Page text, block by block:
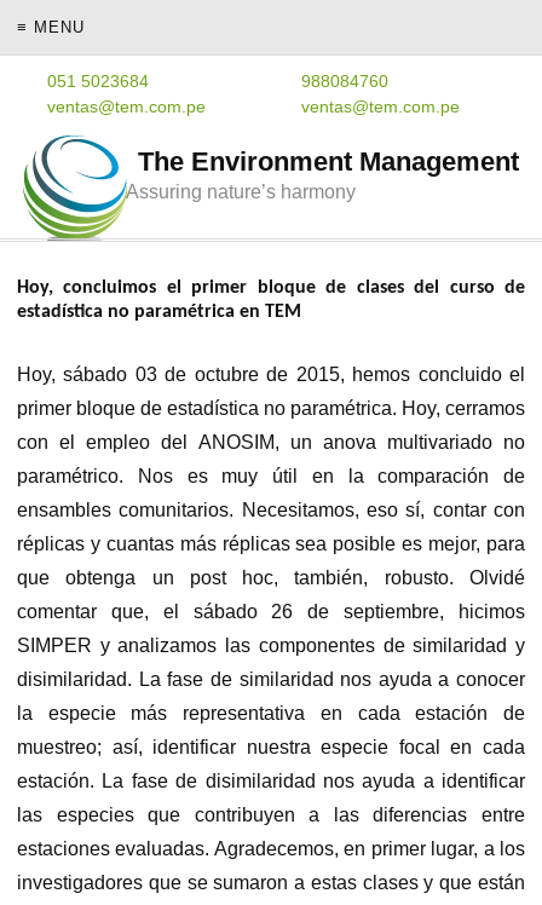
≡ MENU
051 5023684
988084760
ventas@tem.com.pe
ventas@tem.com.pe
The Environment Management
Assuring nature’s harmony
Hoy, concluimos el primer bloque de clases del curso de
estadística no paramétrica en TEM
Hoy, sábado 03 de octubre de 2015, hemos concluido el
primer bloque de estadística no paramétrica. Hoy, cerramos
con el empleo del ANOSIM, un anova multivariado no
paramétrico. Nos es muy útil en la comparación de
ensambles comunitarios. Necesitamos, eso sí, contar con
réplicas y cuantas más réplicas sea posible es mejor, para
que obtenga un post hoc, también, robusto. Olvidé
comentar que, el sábado 26 de septiembre, hicimos
SIMPER y analizamos las componentes de similaridad y
disimilaridad. La fase de similaridad nos ayuda a conocer
la especie más representativa en cada estación de
muestreo; así, identificar nuestra especie focal en cada
estación. La fase de disimilaridad nos ayuda a identificar
las especies que contribuyen a las diferencias entre
estaciones evaluadas. Agradecemos, en primer lugar, a los
investigadores que se sumaron a estas clases y que están